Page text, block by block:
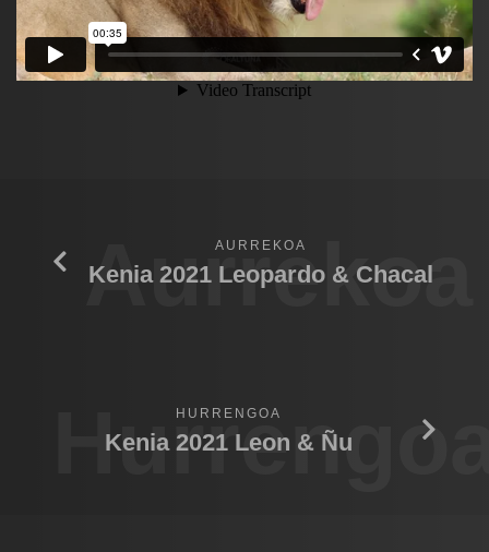
Aurrekoa
AURREKOA
Kenia 2021 Leopardo & Chacal
HURRENGOA
Kenia 2021 Leon & Ñu